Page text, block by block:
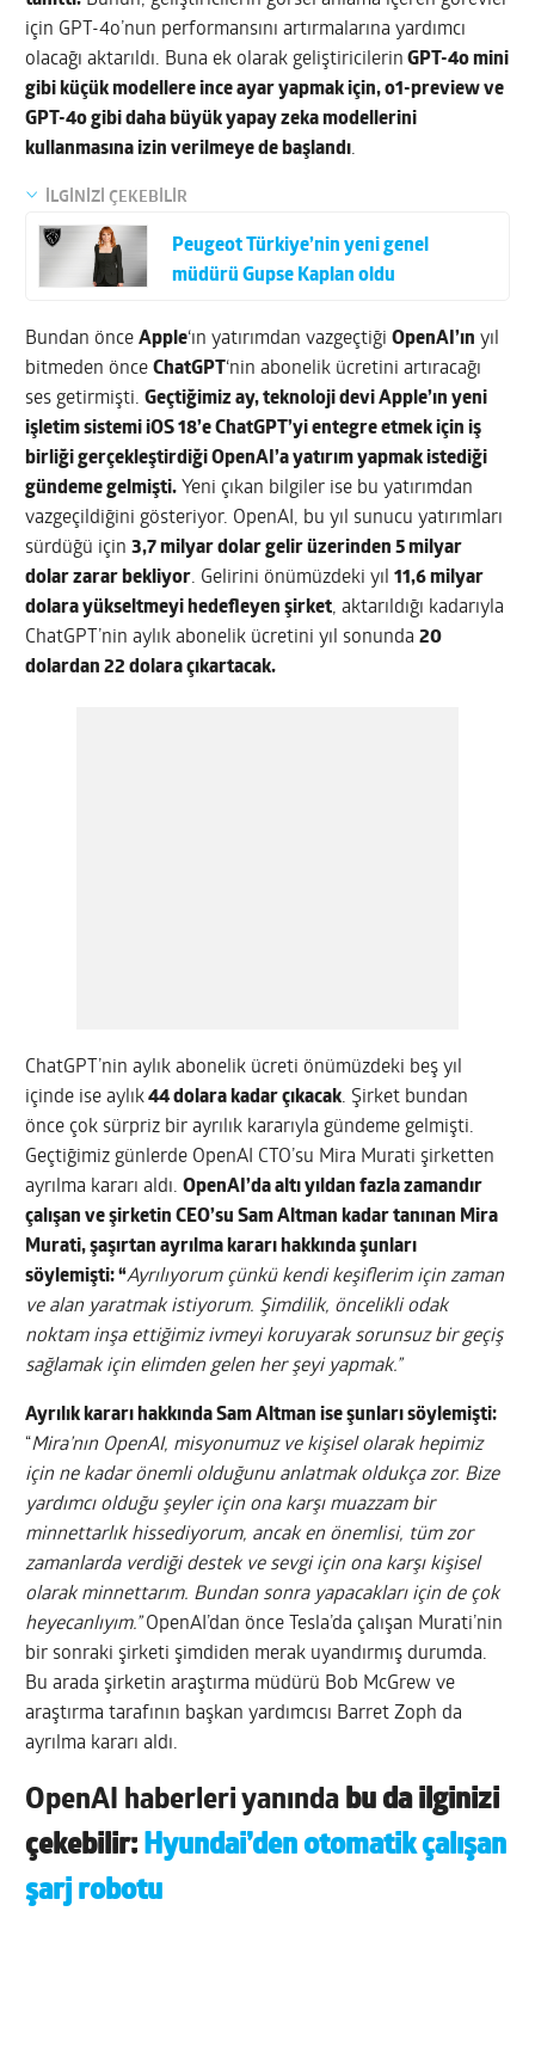
için GPT-4o’nun performansını artırmalarına yardımcı
olacağı aktarıldı. Buna ek olarak geliştiricilerin GPT-4o mini
gibi küçük modellere ince ayar yapmak için, o1-preview ve
GPT-4o gibi daha büyük yapay zeka modellerini
kullanmasına izin verilmeye de başlandı.
İLGİNİZİ ÇEKEBİLİR
Peugeot Türkiye’nin yeni genel
müdürü Gupse Kaplan oldu
Bundan önceApple‘ın yatırımdan vazgeçtiğiOpenAI’ın yıl
bitmeden önceChatGPT‘nin abonelik ücretini artıracağı
ses getirmişti.Geçtiğimiz ay, teknoloji devi Apple’ın yeni
işletim sistemi iOS 18’e ChatGPT’yi entegre etmek için iş
birliği gerçekleştirdiği OpenAI’a yatırım yapmak istediği
gündeme gelmişti. Yeni çıkan bilgiler ise bu yatırımdan
vazgeçildiğini gösteriyor. OpenAI, bu yıl sunucu yatırımları
sürdüğü için3,7 milyar dolar gelir üzerinden 5 milyar
dolar zarar bekliyor. Gelirini önümüzdeki yıl11,6 milyar
dolara yükseltmeyi hedefleyen şirket, aktarıldığı kadarıyla
ChatGPT’nin aylık abonelik ücretini yıl sonunda20
dolardan 22 dolara çıkartacak.
ChatGPT’nin aylık abonelik ücreti önümüzdeki beş yıl
içinde ise aylık44 dolara kadar çıkacak. Şirket bundan
önce çok sürpriz bir ayrılık kararıyla gündeme gelmişti.
Geçtiğimiz günlerde OpenAI CTO’su Mira Murati şirketten
ayrılma kararı aldı.OpenAI’da altı yıldan fazla zamandır
çalışan ve şirketin CEO’su Sam Altman kadar tanınan Mira
Murati, şaşırtan ayrılma kararı hakkında şunları
söylemişti: “Ayrılıyorum çünkü kendi keşiflerim için zaman
ve alan yaratmak istiyorum. Şimdilik, öncelikli odak
noktam inşa ettiğimiz ivmeyi koruyarak sorunsuz bir geçiş
sağlamak için elimden gelen her şeyi yapmak.”
Ayrılık kararı hakkında Sam Altman ise şunları söylemişti:
“Mira’nın OpenAI, misyonumuz ve kişisel olarak hepimiz
için ne kadar önemli olduğunu anlatmak oldukça zor. Bize
yardımcı olduğu şeyler için ona karşı muazzam bir
minnettarlık hissediyorum, ancak en önemlisi, tüm zor
zamanlarda verdiği destek ve sevgi için ona karşı kişisel
olarak minnettarım. Bundan sonra yapacakları için de çok
heyecanlıyım.”OpenAI’dan önce Tesla’da çalışan Murati’nin
bir sonraki şirketi şimdiden merak uyandırmış durumda.
Bu arada şirketin araştırma müdürü Bob McGrew ve
araştırma tarafının başkan yardımcısı Barret Zoph da
ayrılma kararı aldı.
OpenAI haberleri yanında bu da ilginizi
çekebilir: Hyundai’den otomatik çalışan
şarj robotu